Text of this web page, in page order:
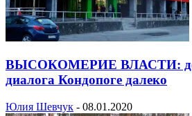
ВЫСОКОМЕРИЕ ВЛАСТИ: до
диалога Кондопоге далеко
Юлия Шевчук - 08.01.2020